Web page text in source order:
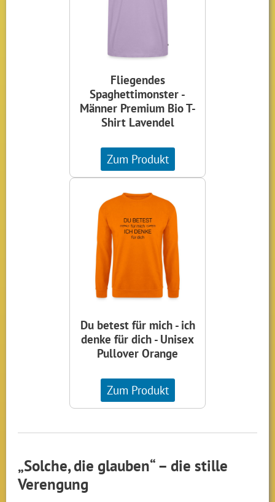
Fliegendes
Spaghettimonster -
Männer Premium Bio T-
Shirt Lavendel
Zum Produkt
Du betest für mich - ich
denke für dich - Unisex
Pullover Orange
Zum Produkt
„Solche, die glauben“ – die stille
Verengung